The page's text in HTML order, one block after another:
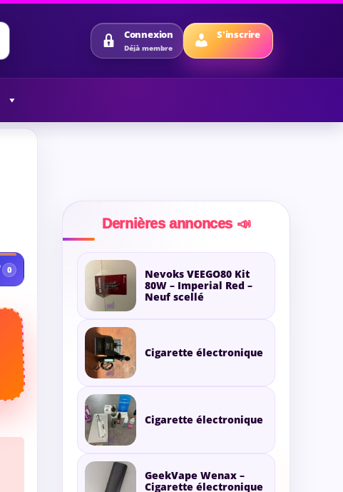
Connexion
Déjà membre
S'inscrire
Dernières annonces 📣
Nevoks VEEGO80 Kit
80W – Imperial Red –
Neuf scellé
Cigarette électronique
Cigarette électronique
GeekVape Wenax –
Cigarette électronique